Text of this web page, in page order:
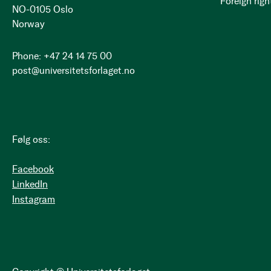
NO-0105 Oslo
Norway
Phone: +47 24 14 75 00
post@universitetsforlaget.no
Følg oss:
Facebook
LinkedIn
Instagram